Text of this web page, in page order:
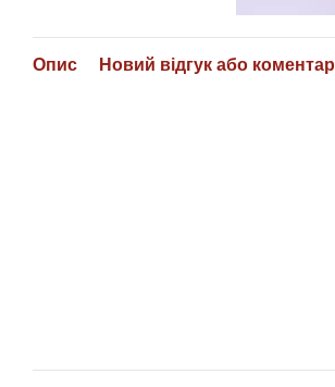
Опис Новий відгук або коментар